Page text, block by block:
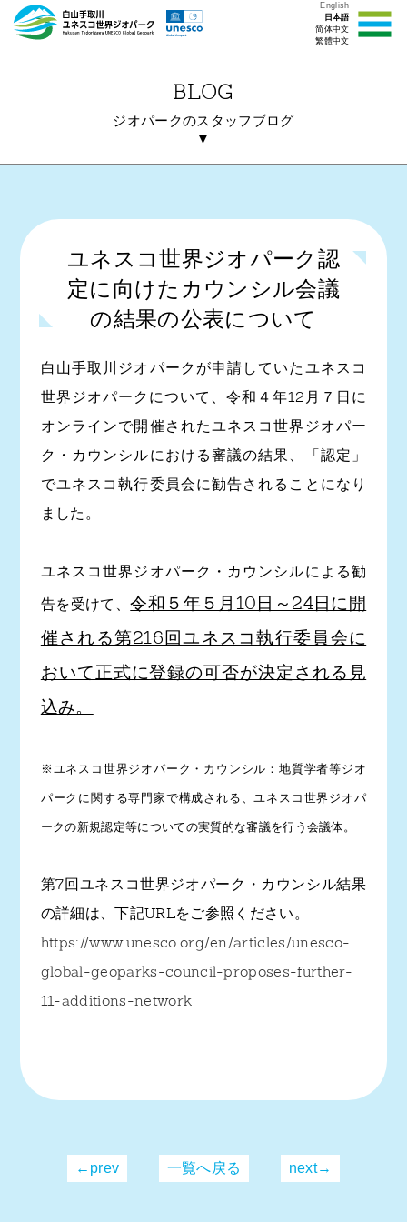
English
日本語
简体中文
繁體中文
BLOG
ジオパークのスタッフブログ
▼
ユネスコ世界ジオパーク認
定に向けたカウンシル会議
の結果の公表について
白山手取川ジオパークが申請していたユネスコ
世界ジオパークについて、令和４年12月７日に
オンラインで開催されたユネスコ世界ジオパー
ク・カウンシルにおける審議の結果、「認定」
でユネスコ執行委員会に勧告されることになり
ました。
ユネスコ世界ジオパーク・カウンシルによる勧
告を受けて、令和５年５月10日～24日に開
催される第216回ユネスコ執行委員会に
おいて正式に登録の可否が決定される見
込み。
※ユネスコ世界ジオパーク・カウンシル：地質学者等ジオ
パークに関する専門家で構成される、ユネスコ世界ジオパ
ークの新規認定等についての実質的な審議を行う会議体。
第7回ユネスコ世界ジオパーク・カウンシル結果
の詳細は、下記URLをご参照ください。
https://www.unesco.org/en/articles/unesco-
global-geoparks-council-proposes-further-
11-additions-network
←prev 一覧へ戻る next→